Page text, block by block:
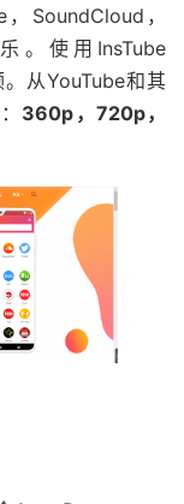
SoundCloud，
。使用InsTube
从YouTube和其
： 360p，720p，